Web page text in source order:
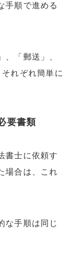
手順で進める
「郵送」、
れぞれ簡単に
要書類
書士に依頼す
場合は、これ
な手順は同じ